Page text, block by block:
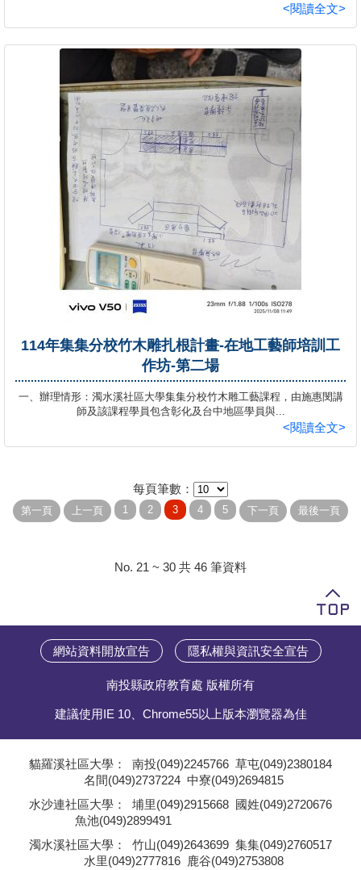
<閱讀全文>
114年集集分校竹木雕扎根計畫-在地工藝師培訓工
作坊-第二場
一、辦理情形：濁水溪社區大學集集分校竹木雕工藝課程，由施惠閔講
師及該課程學員包含彰化及台中地區學員與...
<閱讀全文>
每頁筆數：
No. 21 ~ 30 共 46 筆資料
網站資料開放宣告 隱私權與資訊安全宣告
南投縣政府教育處 版權所有
建議使用IE 10、Chrome55以上版本瀏覽器為佳
貓羅溪社區大學： 南投(049)2245766 草屯(049)2380184
名間(049)2737224 中寮(049)2694815
水沙連社區大學： 埔里(049)2915668 國姓(049)2720676
魚池(049)2899491
濁水溪社區大學： 竹山(049)2643699 集集(049)2760517
水里(049)2777816 鹿谷(049)2753808